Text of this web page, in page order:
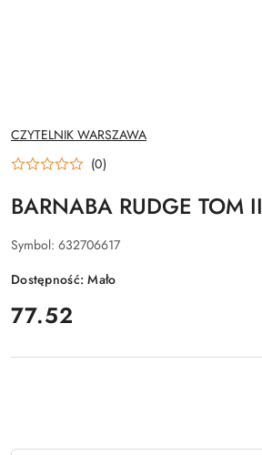
NAZWA
PRODUCENTA:
CZYTELNIK WARSZAWA
(0)
BARNABA RUDGE TOM II
Symbol: 632706617
Dostępność:Mało
cena:
77.52